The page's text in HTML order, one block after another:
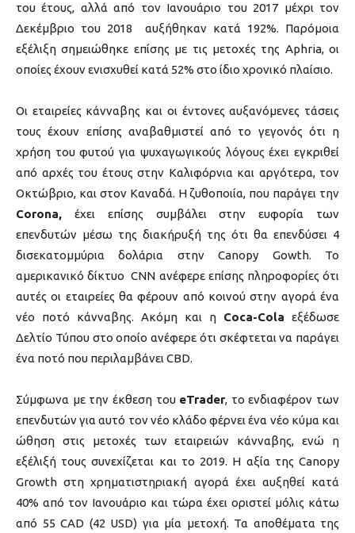
του έτους, αλλά από τον Ιανουάριο του 2017 μέχρι τον
Δεκέμβριο του 2018 αυξήθηκαν κατά 192%. Παρόμοια
εξέλιξη σημειώθηκε επίσης με τις μετοχές της Aphria, οι
οποίες έχουν ενισχυθεί κατά 52% στο ίδιο χρονικό πλαίσιο.
Οι εταιρείες κάνναβης και οι έντονες αυξανόμενες τάσεις
τους έχουν επίσης αναβαθμιστεί από το γεγονός ότι η
χρήση του φυτού για ψυχαγωγικούς λόγους έχει εγκριθεί
από αρχές του έτους στην Καλιφόρνια και αργότερα, τον
Οκτώβριο, και στον Καναδά. Η ζυθοποιία, που παράγει την
Corona, έχει επίσης συμβάλει στην ευφορία των
επενδυτών μέσω της διακήρυξή της ότι θα επενδύσει 4
δισεκατομμύρια δολάρια στην Canopy Gowth. Το
αμερικανικό δίκτυο CNN ανέφερε επίσης πληροφορίες ότι
αυτές οι εταιρείες θα φέρουν από κοινού στην αγορά ένα
νέο ποτό κάνναβης. Ακόμη και η Coca-Cola εξέδωσε
Δελτίο Τύπου στο οποίο ανέφερε ότι σκέφτεται να παράγει
ένα ποτό που περιλαμβάνει CBD.
Σύμφωνα με την έκθεση του eTrader, το ενδιαφέρον των
επενδυτών για αυτό τον νέο κλάδο φέρνει ένα νέο κύμα και
ώθηση στις μετοχές των εταιρειών κάνναβης, ενώ η
εξέλιξή τους συνεχίζεται και το 2019. Η αξία της Canopy
Growth στη χρηματιστηριακή αγορά έχει αυξηθεί κατά
40% από τον Ιανουάριο και τώρα έχει οριστεί μόλις κάτω
από 55 CAD (42 USD) για μία μετοχή. Τα αποθέματα της